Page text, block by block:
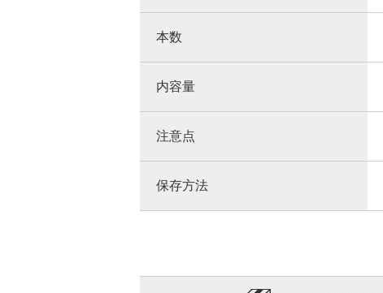
本数
内容量
注意点
保存方法